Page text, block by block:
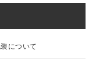
について